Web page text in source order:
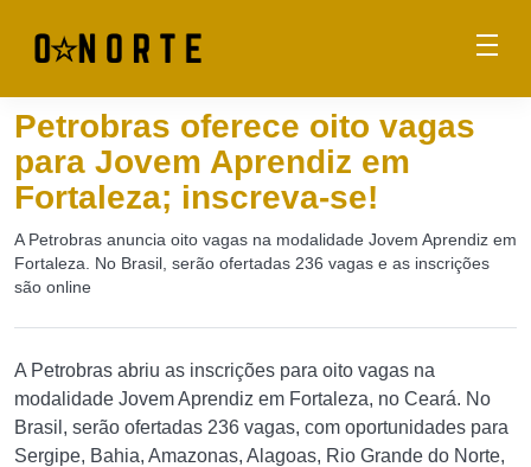
Petrobras oferece oito vagas
para Jovem Aprendiz em
Fortaleza; inscreva-se!
A Petrobras anuncia oito vagas na modalidade Jovem Aprendiz em
Fortaleza. No Brasil, serão ofertadas 236 vagas e as inscrições
são online
A Petrobras abriu as inscrições para oito vagas na
modalidade Jovem Aprendiz em Fortaleza, no Ceará. No
Brasil, serão ofertadas 236 vagas, com oportunidades para
Sergipe, Bahia, Amazonas, Alagoas, Rio Grande do Norte,